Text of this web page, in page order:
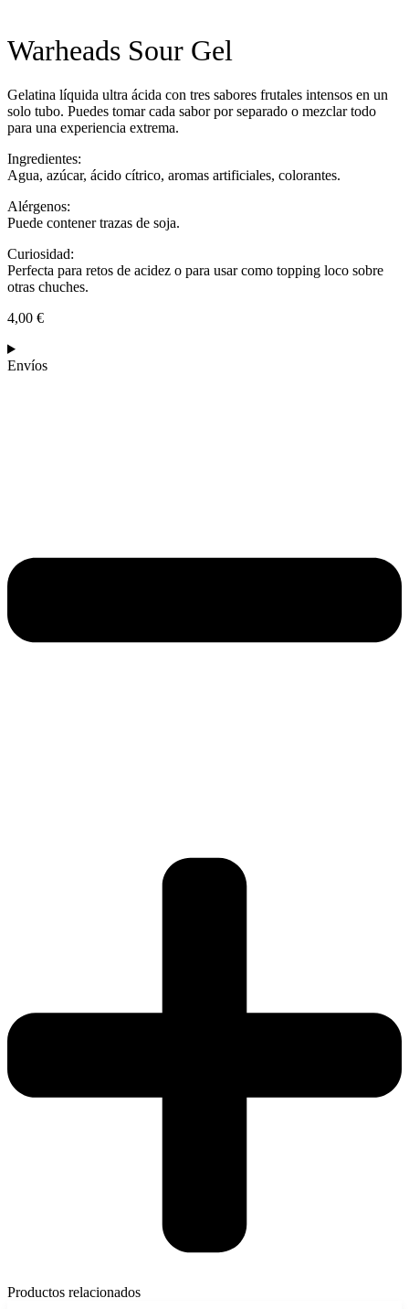
Warheads Sour Gel
Gelatina líquida ultra ácida con tres sabores frutales intensos en un
solo tubo. Puedes tomar cada sabor por separado o mezclar todo
para una experiencia extrema.
Ingredientes:
Agua, azúcar, ácido cítrico, aromas artificiales, colorantes.
Alérgenos:
Puede contener trazas de soja.
Curiosidad:
Perfecta para retos de acidez o para usar como topping loco sobre
otras chuches.
4,00 €
Envíos
Productos relacionados